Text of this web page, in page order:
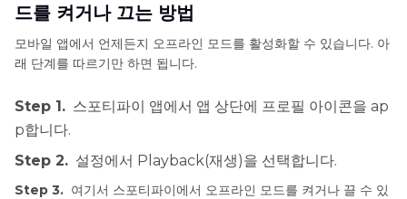
드를 켜거나 끄는 방법
모바일 앱에서 언제든지 오프라인 모드를 활성화할 수 있습니다. 아
래 단계를 따르기만 하면 됩니다.
Step 1. 스포티파이 앱에서 앱 상단에 프로필 아이콘을 ap
p합니다.
Step 2. 설정에서 Playback(재생)을 선택합니다.
Step 3. 여기서 스포티파이에서 오프라인 모드를 켜거나 끌 수 있